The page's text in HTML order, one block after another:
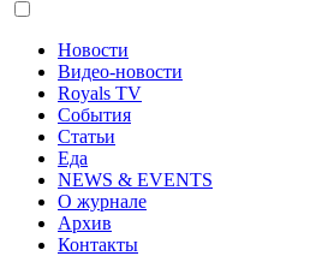
Новости
Видео-новости
Royals TV
События
Статьи
Еда
NEWS & EVENTS
О журнале
Архив
Контакты